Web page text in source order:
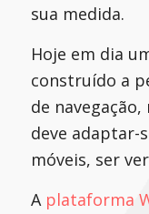
sua medida.
Hoje em dia
construído a
de
deve adaptar-
móveis, ser
A plataforma